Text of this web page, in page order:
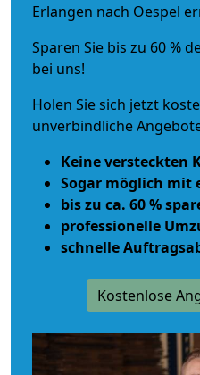
Erlangen nach Oespel
Sparen Sie bis zu 60 %
bei uns!
Holen Sie sich jetzt
unverbindliche
Keine versteckten
Sogar möglich mit
bis zu ca. 60 %
professionelle
schnelle
Kostenlose